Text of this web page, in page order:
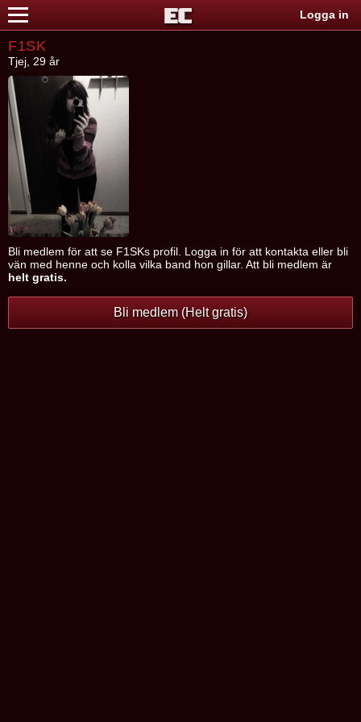
Logga in
F1SK
Tjej, 29 år
Bli medlem för att se F1SKs profil. Logga in för att kontakta eller bli
vän med henne och kolla vilka band hon gillar. Att bli medlem är
helt gratis.
Bli medlem (Helt gratis)